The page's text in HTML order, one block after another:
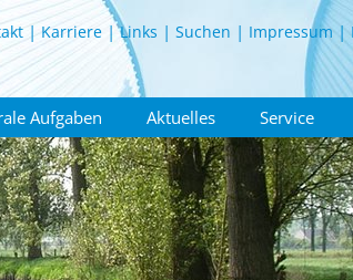
Karriere Links Suchen Impressum
Aufgaben Aktuelles Service